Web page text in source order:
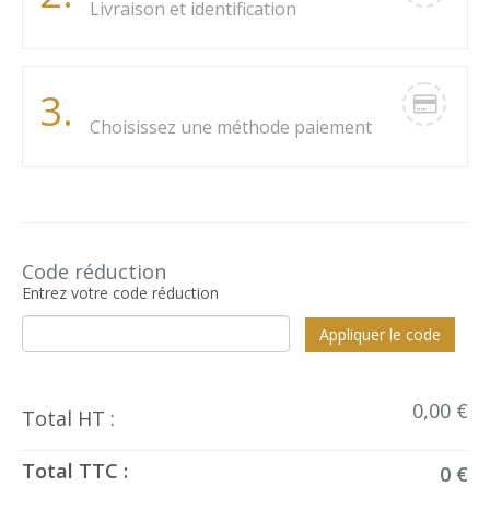
Livraison et identification
3. Choisissez une méthode paiement
Code réduction
Entrez votre code réduction
Appliquer le code
Total HT : 0,00 €
Total TTC : 0 €